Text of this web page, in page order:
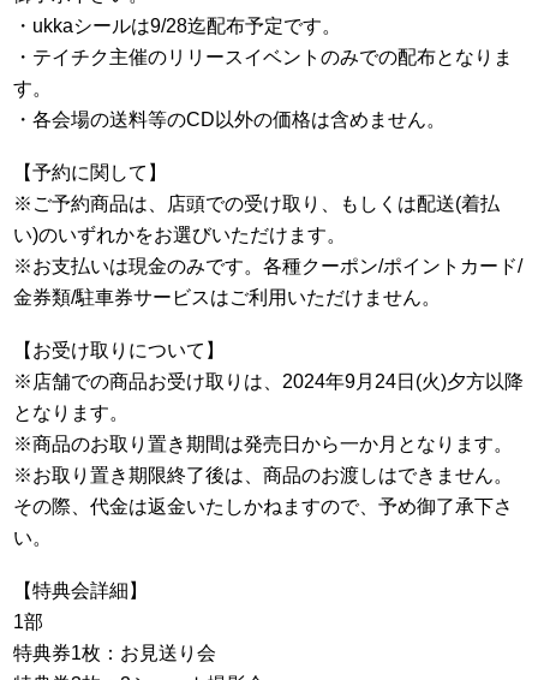
・ukkaシールは9/28迄配布予定です。
・テイチク主催のリリースイベントのみでの配布となりま
す。
・各会場の送料等のCD以外の価格は含めません。
【予約に関して】
※ご予約商品は、店頭での受け取り、もしくは配送(着払
い)のいずれかをお選びいただけます。
※お支払いは現金のみです。各種クーポン/ポイントカード/
金券類/駐車券サービスはご利用いただけません。
【お受け取りについて】
※店舗での商品お受け取りは、2024年9月24日(火)夕方以降
となります。
※商品のお取り置き期間は発売日から一か月となります。
※お取り置き期限終了後は、商品のお渡しはできません。
その際、代金は返金いたしかねますので、予め御了承下さ
い。
【特典会詳細】
1部
特典券1枚：お見送り会